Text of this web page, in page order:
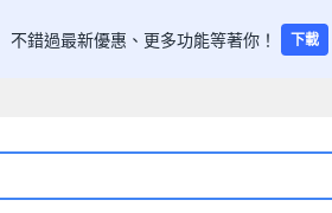
不錯過最新優惠、更多功能等著你！ 下載